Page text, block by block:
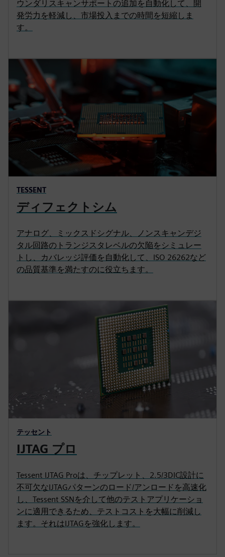
ウンダリスキャンサポートの追加を自動化して、開
発労力を軽減し、市場投入までの時間を短縮しま
す。
TESSENT
ディフェクトシム
アナログ、ミックスドシグナル、ノンスキャンデジ
タル回路のトランジスタレベルの欠陥をシミュレー
トし、カバレッジ評価を自動化して、ISO 26262など
の品質基準を満たすのに役立ちます。
テッセント
IJTAG プロ
Tessent IJTAG Proは、チップレット、2.5/3DIC設計に
不可欠なIJTAGパターンのロード/アンロードを高速化
し、Tessent SSNを介して他のテストアプリケーショ
ンに適用できるため、テストコストを大幅に削減し
ます。それはIJTAGを強化します。